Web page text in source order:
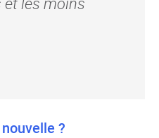
?